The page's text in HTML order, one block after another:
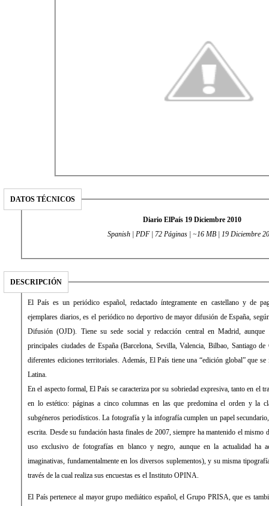
DATOS TÉCNICOS
Diario ElPaís 19 Diciembre 2010
Spanish | PDF | 72 Páginas | ~16 MB | 19 Diciembre
DESCRIPCIÓN
El País es un periódico español, redactado íntegramente en castellano y de
ejemplares diarios, es el periódico no deportivo de mayor difusión de España,
Difusión (OJD). Tiene su sede social y redacción central en Madrid, aunque
principales ciudades de España (Barcelona, Sevilla, Valencia, Bilbao, Santiago de
diferentes ediciones territoriales. Además, El País tiene una “edición global” que
Latina.
En el aspecto formal, El País se caracteriza por su sobriedad expresiva, tanto en el
en lo estético: páginas a cinco columnas en las que predomina el orden y la
subgéneros periodísticos. La fotografía y la infografía cumplen un papel
escrita. Desde su fundación hasta finales de 2007, siempre ha mantenido el mismo
uso exclusivo de fotografías en blanco y negro, aunque en la actualidad ha
imaginativas, fundamentalmente en los diversos suplementos), y su misma
través de la cual realiza sus encuestas es el Instituto OPINA.
El País pertenece al mayor grupo mediático español, el Grupo PRISA, que es